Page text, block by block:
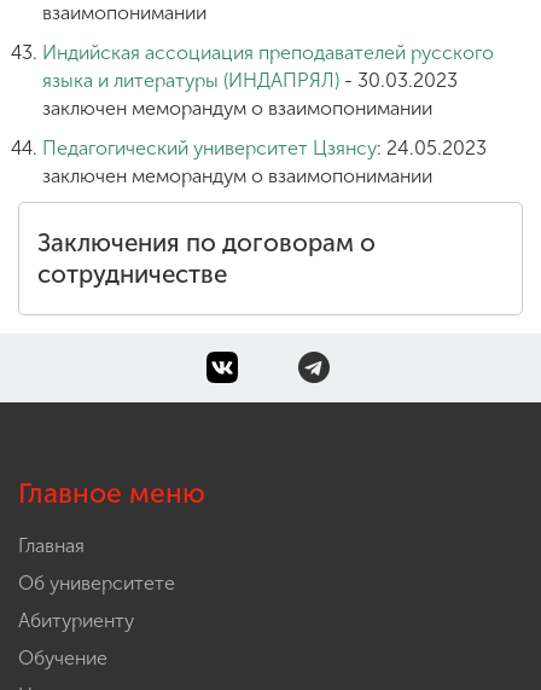
взаимопонимании
Индийская ассоциация преподавателей русского
языка и литературы (ИНДАПРЯЛ) - 30.03.2023
заключен меморандум о взаимопонимании
Педагогический университет Цзянсу: 24.05.2023
заключен меморандум о взаимопонимании
Заключения по договорам о
сотрудничестве
Главное меню
Главная
Об университете
Абитуриенту
Обучение